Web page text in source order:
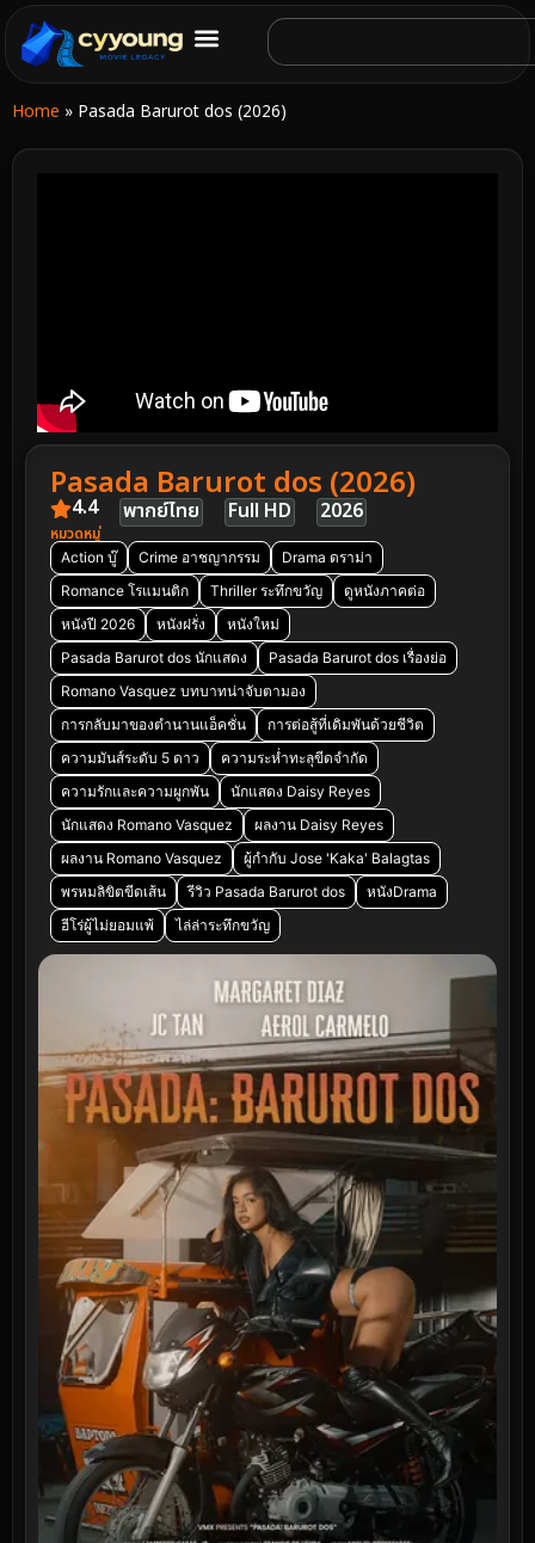
Home » Pasada Barurot dos (2026)
Pasada Barurot dos (2026)
4.4 พากย์ไทย Full HD 2026
หมวดหมู่
Action บู๊ Crime อาชญากรรม
Drama ดราม่า
Romance โรแมนติก
Thriller ระทึกขวัญ
ดูหนังภาคต่อ
หนังปี 2026
หนังฝรั่ง
หนังใหม่
Pasada Barurot dos นักแสดง
Pasada Barurot dos เรื่องย่อ
Romano Vasquez บทบาทน่าจับตามอง
การกลับมาของตำนานแอ็คชั่น
การต่อสู้ที่เดิมพันด้วยชีวิต
ความมันส์ระดับ 5 ดาว
ความระห่ำทะลุขีดจำกัด
ความรักและความผูกพัน
นักแสดง Daisy Reyes
นักแสดง Romano Vasquez
ผลงาน Daisy Reyes
ผลงาน Romano Vasquez
ผู้กำกับ Jose 'Kaka' Balagtas
พรหมลิขิตขีดเส้น
รีวิว Pasada Barurot dos
หนังDrama
ฮีโร่ผู้ไม่ยอมแพ้
ไล่ล่าระทึกขวัญ